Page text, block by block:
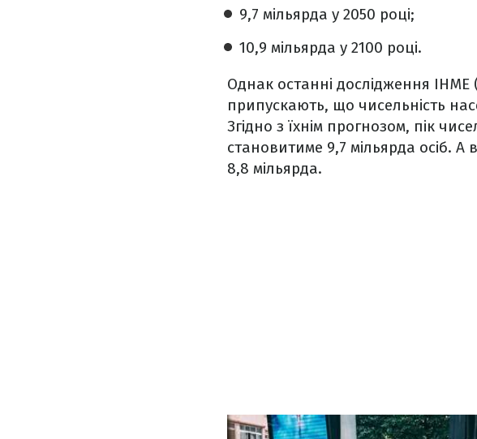
9,7 мільярда у 2050 році;
10,9 мільярда у 2100 році.
Однак останні дослідження IHME
припускають, що чисельність
Згідно з їхнім прогнозом, пік
становитиме 9,7 мільярда осіб.
8,8 мільярда.